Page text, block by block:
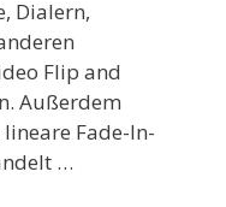
Dialern,
Flip and
Außerdem
Fade-In-
…